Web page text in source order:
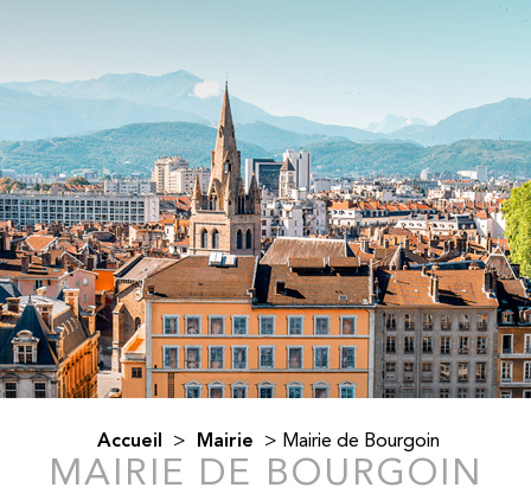
Accueil > Mairie > Mairie de Bourgoin
MAIRIE DE BOURGOIN